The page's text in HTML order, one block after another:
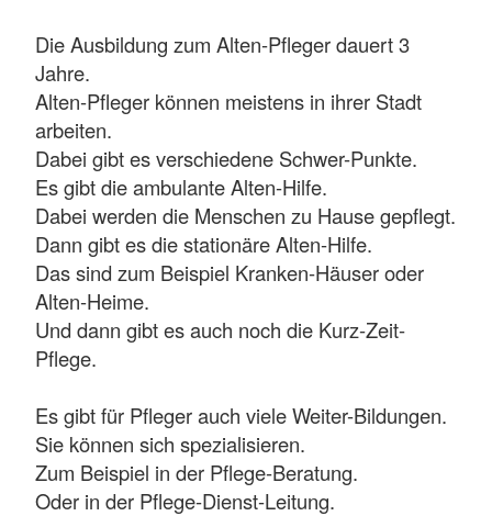
Die Ausbildung zum Alten-Pfleger dauert 3
Jahre.
Alten-Pfleger können meistens in ihrer Stadt
arbeiten.
Dabei gibt es verschiedene Schwer-Punkte.
Es gibt die ambulante Alten-Hilfe.
Dabei werden die Menschen zu Hause gepflegt.
Dann gibt es die stationäre Alten-Hilfe.
Das sind zum Beispiel Kranken-Häuser oder
Alten-Heime.
Und dann gibt es auch noch die Kurz-Zeit-
Pflege.
Es gibt für Pfleger auch viele Weiter-Bildungen.
Sie können sich spezialisieren.
Zum Beispiel in der Pflege-Beratung.
Oder in der Pflege-Dienst-Leitung.